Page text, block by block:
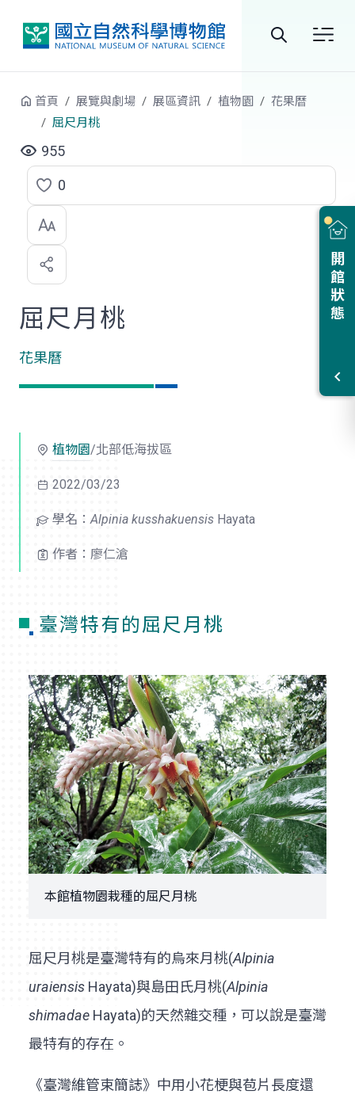
站
開館狀態
首頁 展覽與劇場 展區資訊 植物園
花果曆
屈尺月桃
955
點
選
喜
歡
0
屈尺月桃
花果曆
植物園/北部低海拔區
2022/03/23
學名：Alpinia kusshakuensis Hayata
作者：廖仁滄
臺灣特有的屈尺月桃
本館植物園栽種的屈尺月桃
屈尺月桃是臺灣特有的烏來月桃(Alpinia
uraiensis Hayata)與島田氏月桃(Alpinia
shimadae Hayata)的天然雜交種，可以說是臺灣
最特有的存在。
《臺灣維管束簡誌》中用小花梗與苞片長度還